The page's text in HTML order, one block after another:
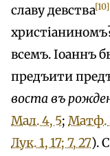
славу девства[10]
всемъ. Іоаннъ
предъити
воста въ
Мал. 4, 5; Матф.
Лук. 1, 17; 7, 27).